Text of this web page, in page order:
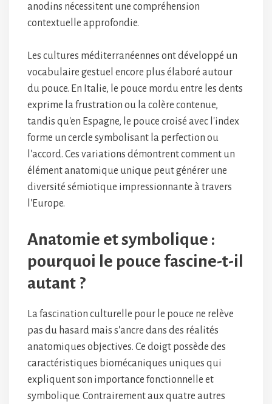
anodins nécessitent une compréhension
contextuelle approfondie.
Les cultures méditerranéennes ont développé un
vocabulaire gestuel encore plus élaboré autour
du pouce. En Italie, le pouce mordu entre les dents
exprime la frustration ou la colère contenue,
tandis qu'en Espagne, le pouce croisé avec l'index
forme un cercle symbolisant la perfection ou
l'accord. Ces variations démontrent comment un
élément anatomique unique peut générer une
diversité sémiotique impressionnante à travers
l'Europe.
Anatomie et symbolique :
pourquoi le pouce fascine-t-il
autant ?
La fascination culturelle pour le pouce ne relève
pas du hasard mais s'ancre dans des réalités
anatomiques objectives. Ce doigt possède des
caractéristiques biomécaniques uniques qui
expliquent son importance fonctionnelle et
symbolique. Contrairement aux quatre autres